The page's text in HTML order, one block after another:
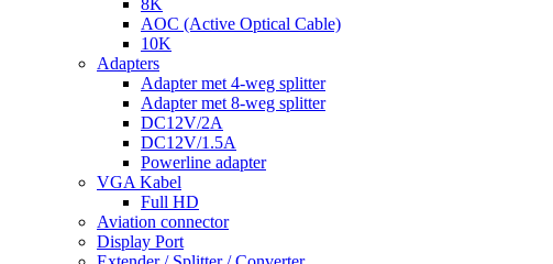
8K
AOC (Active Optical Cable)
10K
Adapters
Adapter met 4-weg splitter
Adapter met 8-weg splitter
DC12V/2A
DC12V/1.5A
Powerline adapter
VGA Kabel
Full HD
Aviation connector
Display Port